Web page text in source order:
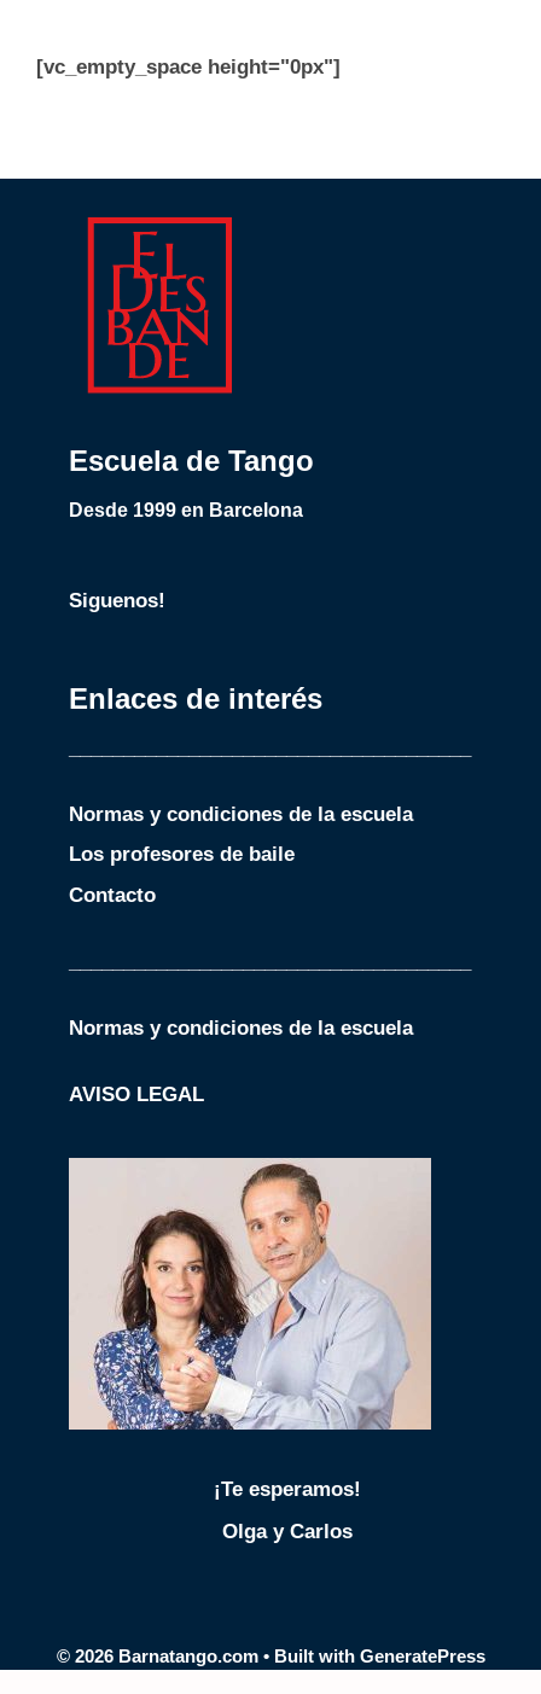
[vc_empty_space height="0px"]
Escuela de Tango
Desde 1999 en Barcelona
Siguenos!
Enlaces de interés
Normas y condiciones de la escuela
Los profesores de baile
Contacto
Normas y condiciones de la escuela
AVISO LEGAL
¡Te esperamos!
Olga y Carlos
© 2026 Barnatango.com• Built with GeneratePress